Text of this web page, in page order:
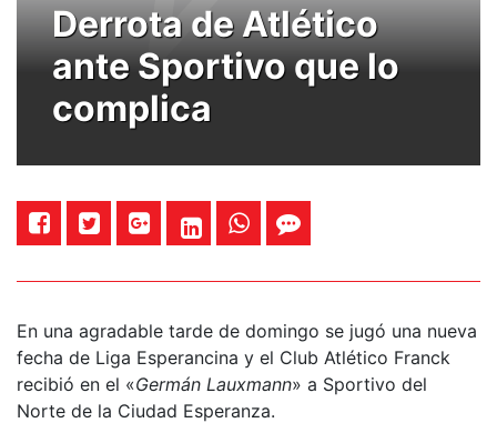
Derrota de Atlético
ante Sportivo que lo
complica
En una agradable tarde de domingo se jugó una nueva
fecha de Liga Esperancina y el Club Atlético Franck
recibió en el «Germán Lauxmann» a Sportivo del
Norte de la Ciudad Esperanza.